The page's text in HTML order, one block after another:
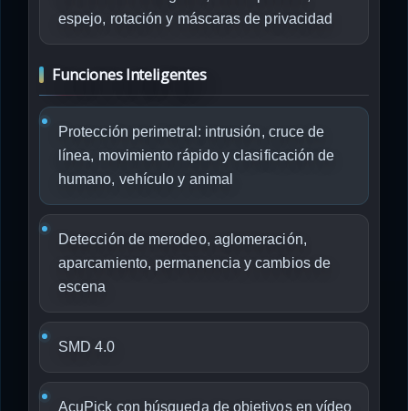
espejo, rotación y máscaras de privacidad
Funciones Inteligentes
Protección perimetral: intrusión, cruce de
línea, movimiento rápido y clasificación de
humano, vehículo y animal
Detección de merodeo, aglomeración,
aparcamiento, permanencia y cambios de
escena
SMD 4.0
AcuPick con búsqueda de objetivos en vídeo